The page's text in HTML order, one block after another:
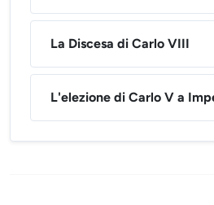
La Discesa di Carlo VIII
L'elezione di Carlo V a